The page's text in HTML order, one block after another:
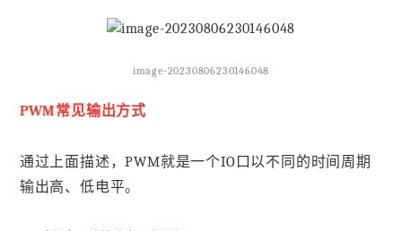
image-20230806230146048
PWM常见输出方式
通过上面描述，PWM就是一个IO口以不同的时间周期
输出高、低电平。